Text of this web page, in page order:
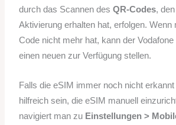
durch das Scannen desQR-Codes,
Aktivierung erhalten hat, erfolgen. Wenn
Code nicht mehr hat, kann der
einen neuen zur Verfügung stellen.
Falls die eSIM immer noch nicht
hilfreich sein, die eSIM manuell
navigiert man zu Einstellungen >